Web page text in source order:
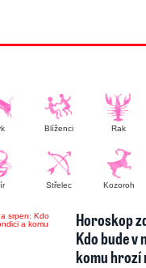
Blíženci Rak
Střelec Kozoroh
Horoskop
Kdo bude v
komu hrozí